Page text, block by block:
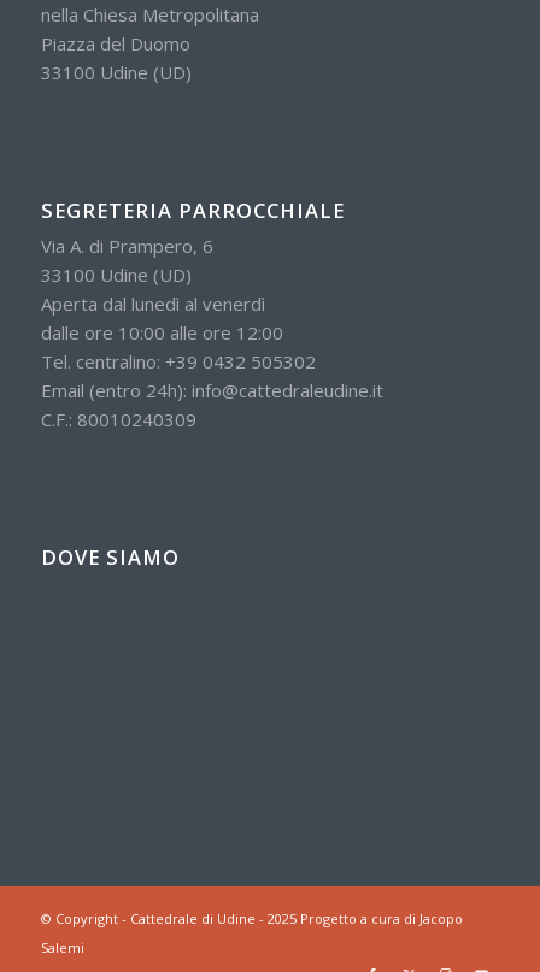
nella Chiesa Metropolitana
Piazza del Duomo
33100 Udine (UD)
SEGRETERIA PARROCCHIALE
Via A. di Prampero, 6
33100 Udine (UD)
Aperta dal lunedì al venerdì
dalle ore 10:00 alle ore 12:00
Tel. centralino: +39 0432 505302
Email (entro 24h): info@cattedraleudine.it
C.F.: 80010240309
DOVE SIAMO
© Copyright - Cattedrale di Udine - 2025 Progetto a cura di Jacopo
Salemi